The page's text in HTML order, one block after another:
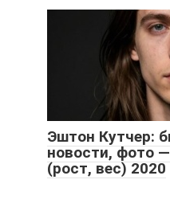
Эштон Кутчер:
новости, фото
(рост, вес) 2020